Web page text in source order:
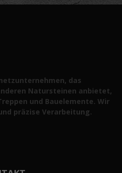
das
Natursteinen anbietet,
und Bauelemente. Wir
präzise Verarbeitung.